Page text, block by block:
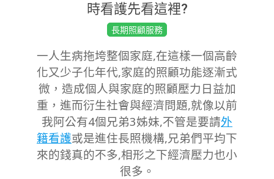
時看護先看這裡?
09
長期照顧服務
一人生病拖垮整個家庭,在這樣一個高齡
化又少子化年代,家庭的照顧功能逐漸式
微，造成個人與家庭的照顧壓力日益加
重，進而衍生社會與經濟問題,就像以前
我阿公有4個兄弟3姊妹,不管是要請外
籍看護或是進住長照機構,兄弟們平均下
來的錢真的不多,相形之下經濟壓力也小
很多。